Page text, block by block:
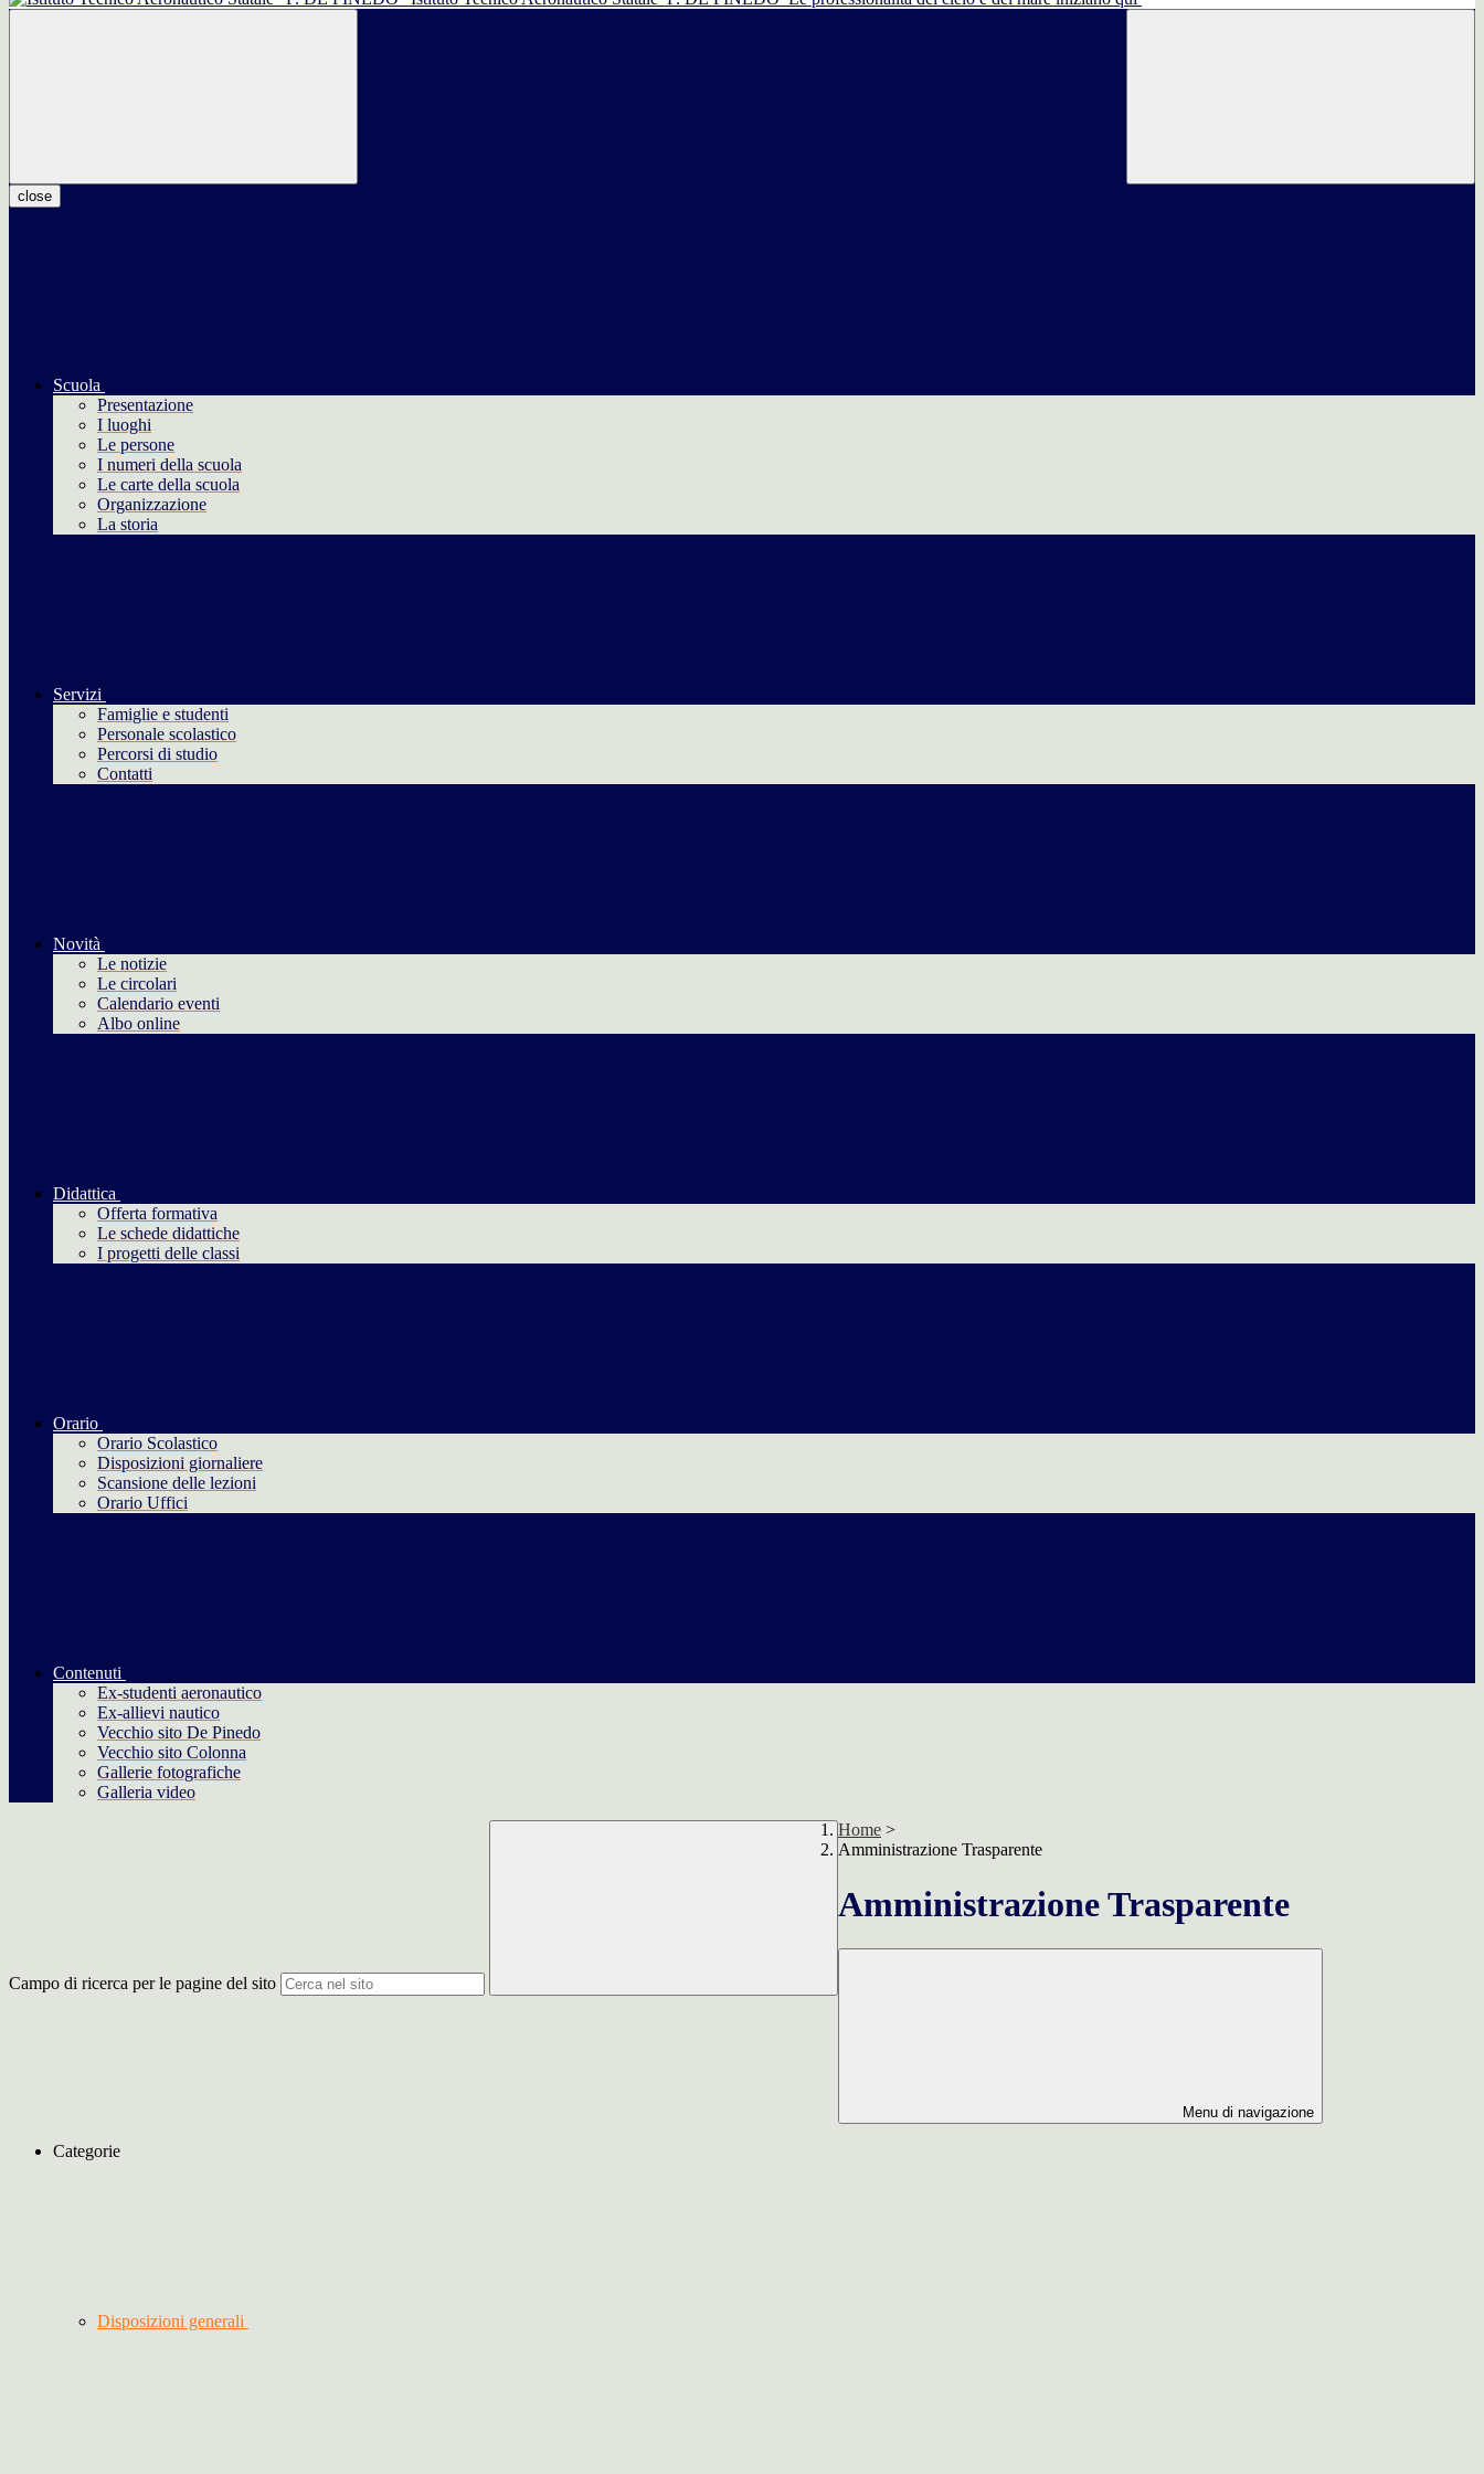
close
Scuola
Presentazione
I luoghi
Le persone
I numeri della scuola
Le carte della scuola
Organizzazione
La storia
Servizi
Famiglie e studenti
Personale scolastico
Percorsi di studio
Contatti
Novità
Le notizie
Le circolari
Calendario eventi
Albo online
Didattica
Offerta formativa
Le schede didattiche
I progetti delle classi
Orario
Orario Scolastico
Disposizioni giornaliere
Scansione delle lezioni
Orario Uffici
Contenuti
Ex-studenti aeronautico
Ex-allievi nautico
Vecchio sito De Pinedo
Vecchio sito Colonna
Gallerie fotografiche
Galleria video
Campo di ricerca per le pagine del sito
Home >
Amministrazione Trasparente
Amministrazione Trasparente
Menu di navigazione
Categorie
Disposizioni generali